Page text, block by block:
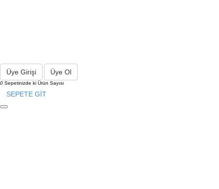
Üye Girişi Üye Ol
0 Sepetinizde ki Ürün Sayısı
SEPETE GİT